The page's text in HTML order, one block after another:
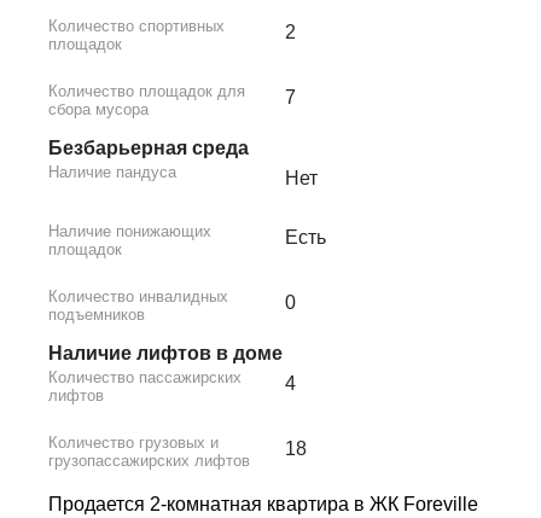
Количество спортивных
площадок
2
Количество площадок для
сбора мусора
7
Безбарьерная среда
Наличие пандуса Нет
Наличие понижающих
площадок
Есть
Количество инвалидных
подъемников
0
Наличие лифтов в доме
Количество пассажирских
лифтов
4
Количество грузовых и
грузопассажирских лифтов
18
Продается 2-комнатная квартира в ЖК Foreville